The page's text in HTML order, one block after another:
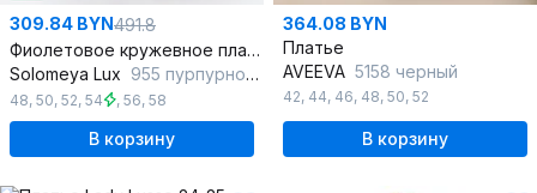
309.84 BYN491.8
Фиолетовое кружевное платье-комплект с воланами
Solomeya Lux 955 пурпурно-розовый
48, 50, 52, 54 , 56, 58
В корзину
364.08 BYN
Платье
AVEEVA 5158 черный
42, 44, 46, 48, 50, 52
В корзину